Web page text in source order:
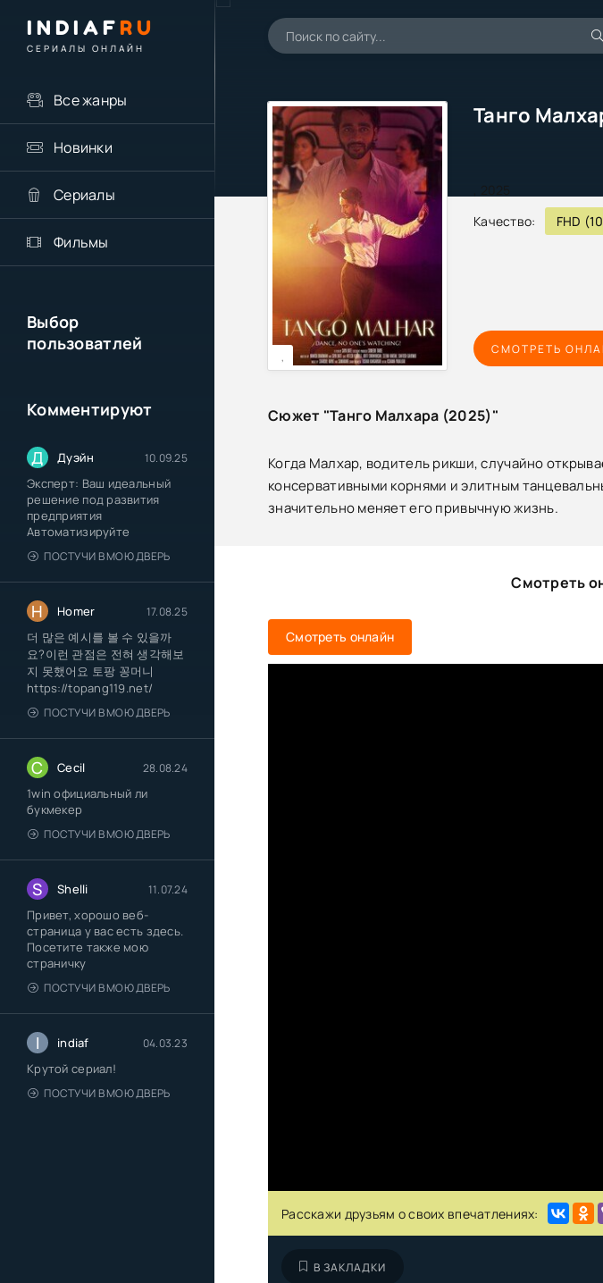
INDIAFRU
СЕРИАЛЫ ОНЛАЙН
Все жанры
Новинки
Сериалы
Фильмы
Выбор
пользоватлей
Комментируют
Д Дуэйн 10.09.25
Эксперт: Ваш идеальный
решение под развития
предприятия
Автоматизируйте
ПОСТУЧИ В МОЮ ДВЕРЬ
H Homer 17.08.25
더 많은 예시를 볼 수 있을까
요?이런 관점은 전혀 생각해보
지 못했어요 토팡 꽁머니
https://topang119.net/
ПОСТУЧИ В МОЮ ДВЕРЬ
C Cecil 28.08.24
1win официальный ли
букмекер
ПОСТУЧИ В МОЮ ДВЕРЬ
S Shelli 11.07.24
Привет, хорошо веб-
страница у вас есть здесь.
Посетите также мою
страничку
ПОСТУЧИ В МОЮ ДВЕРЬ
I indiaf 04.03.23
Крутой сериал!
ПОСТУЧИ В МОЮ ДВЕРЬ
Танго
2025
Качество:
FHD
,
СМОТРЕТЬ
Сюжет "Танго Малхара (2025)"
Когда Малхар, водитель рикши, случайно
консервативными корнями и элитным
значительно меняет его привычную жизнь.
Смотреть
Смотреть онлайн
Расскажи друзьям о своих впечатлениях:
В ЗАКЛАДКИ